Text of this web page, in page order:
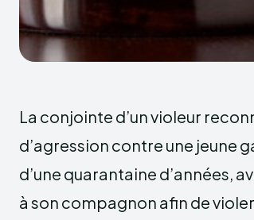
La conjointe d’un violeur
d’agression contre une jeune
d’une quarantaine d’années,
à son compagnon afin de